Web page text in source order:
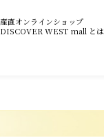
産直オンラインショップ
DISCOVER WEST mall とは